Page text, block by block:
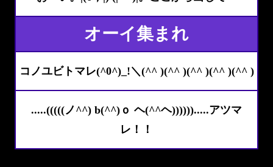
オーイ集まれ
コノユビトマレ(^0^)_!＼(^^ )(^^ )(^^ )(^^ )(^^ )
.....(((((ノ^^) b(^^)ｏ ヘ(^^ヘ)))))).....アツマ
レ！！